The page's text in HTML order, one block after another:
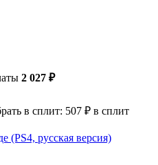
2 027 ₽
в сплит: 507 ₽ в сплит
(PS4, русская версия)